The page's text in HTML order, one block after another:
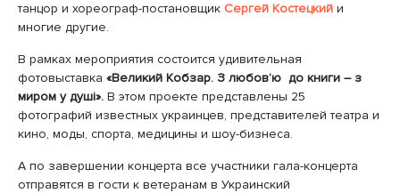
танцор и хореограф-постановщик Сергей Костецкий и
многие другие.
В рамках мероприятия состоится удивительная
фотовыставка «Великий Кобзар. З любов’ю до книги – з
миром у душі». В этом проекте представлены 25
фотографий известных украинцев, представителей театра и
кино, моды, спорта, медицины и шоу-бизнеса.
А по завершении концерта все участники гала-концерта
отправятся в гости к ветеранам в Украинский